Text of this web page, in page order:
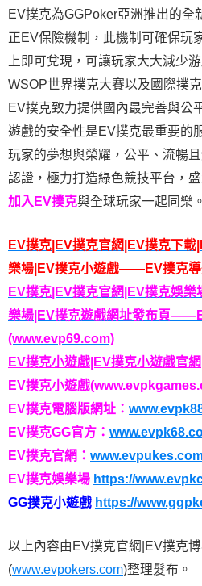
EV撲克為GGPoker亞洲推出的全
正EV保險機制，此機制可確保玩
上即可兌現，可讓玩家大大減少
WSOP世界撲克大賽以及國際撲
EV撲克致力提供國內最完善與公
遊戲的安全性是EV撲克最重要的
玩家的夢想與榮耀，公平、流暢
認證，極力打造綠色競技平台，盛
加入EV撲克與全球玩家一起同樂。
EV撲克|EV撲克官網|EV撲克下
樂場|EV撲克小遊戲——EV撲克
EV撲克|EV撲克官網|EV撲克娛
樂場|EV撲克遊戲網址發布頁
(www.evp69.com)
EV撲克小遊戲|EV撲克小遊戲官
EV撲克小遊戲
EV撲克電腦版網址：
EV撲克GG官方：
EV撲克官網：
EV撲克娛樂場 https://
GG撲克小遊戲 https://
以上內容由EV撲克官網|EV撲克
(www.evpokers.com)整理髮布。